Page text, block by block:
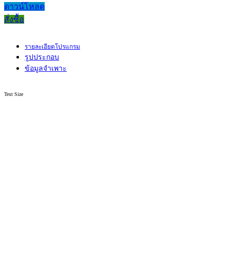
ดาวน์โหลด
สั่งซื้อ
รายละเอียดโปรแกรม
รูปประกอบ
ข้อมูลจำเพาะ
Text Size